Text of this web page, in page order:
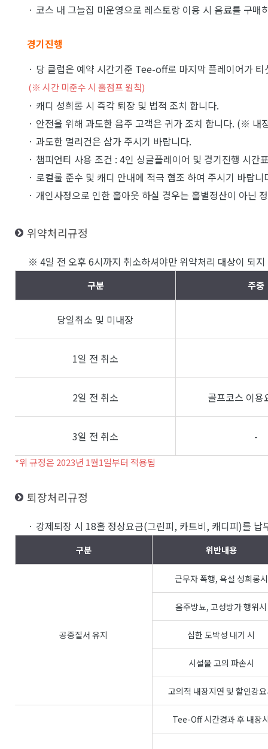
· 코스 내 그늘집 미운영으로 레스토랑 이용 시 음료를 구
경기진행
· 당 클럽은 예약 시간기준 Tee-off로 마지막 플레이어가
(※ 시간 미준수 시 홀점프 원칙)
· 캐디 성희롱 시 즉각 퇴장 및 법적 조치 합니다.
· 안전을 위해 과도한 음주 고객은 귀가 조치 합니다. (※
· 과도한 멀리건은 삼가 주시기 바랍니다.
· 챔피언티 사용 조건 : 4인 싱글플레이어 및 경기진행 시간
· 로컬룰 준수 및 캐디 안내에 적극 협조 하여 주시기 바랍니
· 개인사정으로 인한 홀아웃 하실 경우는 홀별정산이 아닌
위약처리규정
※ 4일 전 오후 6시까지 취소하셔야만 위약처리 대상이 되
구분 주중
당일취소 및 미내장
1일 전 취소
2일 전 취소 골프코스 이
3일 전 취소 -
*위 규정은 2023년 1월1일부터 적용됨
퇴장처리규정
· 강제퇴장 시 18홀 정상요금(그린피, 카트비, 캐디피)를 납
구분 위반내용
공중질서 유지
근무자 폭행, 욕설 성희롱시
음주방뇨, 고성방가 행위시
심한 도박성 내기 시
시설물 고의 파손시
고의적 내장지연 및 할인강
Tee-Off 시간경과 후 내장